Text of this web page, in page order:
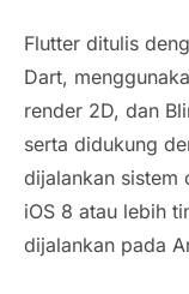
Flutter ditulis
Dart,
render 2D, dan
serta didukung
dijalankan sistem
iOS 8 atau lebih
dijalankan pada